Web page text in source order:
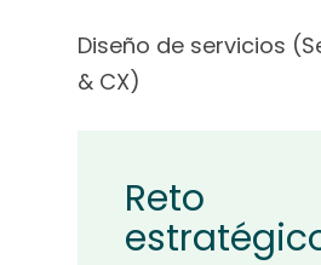
Diseño de servicios
& CX)
Reto